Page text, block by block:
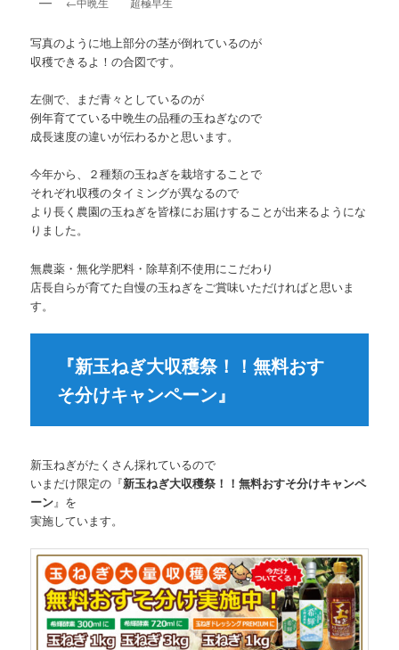
写真のように地上部分の茎が倒れているのが
収穫できるよ！の合図です。
左側で、まだ青々としているのが
例年育てている中晩生の品種の玉ねぎなので
成長速度の違いが伝わるかと思います。
今年から、２種類の玉ねぎを栽培することで
それぞれ収穫のタイミングが異なるので
より長く農園の玉ねぎを皆様にお届けすることが出来るようにな
りました。
無農薬・無化学肥料・除草剤不使用にこだわり
店長自らが育てた自慢の玉ねぎをご賞味いただければと思いま
す。
『新玉ねぎ大収穫祭！！無料おす
そ分けキャンペーン』
新玉ねぎがたくさん採れているので
いまだけ限定の『新玉ねぎ大収穫祭！！無料おすそ分けキャンペ
ーン』を
実施しています。